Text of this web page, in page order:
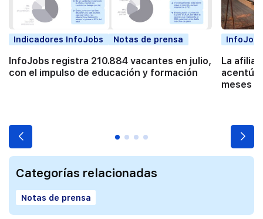
Indicadores InfoJobs Notas de prensa
InfoJobs registra 210.884 vacantes en julio,
con el impulso de educación y formación
La
acentúa
meses
Categorías relacionadas
Notas de prensa